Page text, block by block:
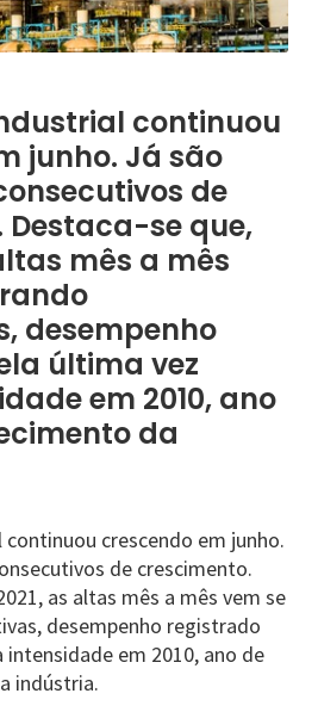
continuou
junho. Já são
de
Destaca-se que,
mês a mês
desempenho
última vez
em 2010, ano
da
crescendo em junho.
de crescimento.
as altas mês a mês vem se
desempenho registrado
intensidade em 2010, ano de
indústria.